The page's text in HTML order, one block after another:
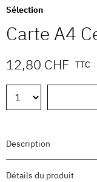
Sélection
Carte A4
12,80 CHF TTC
Description
Détails du produit